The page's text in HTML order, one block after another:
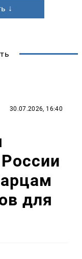
↓
30.07.2026, 16:40
для